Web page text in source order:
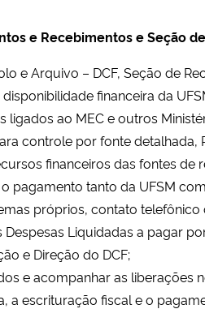
e Recebimentos e Seção
e Arquivo – DCF, Seção de
financeira da
ao MEC e outros
controle por fonte
financeiros das fontes
pagamento tanto da UFSM
próprios, contato
Liquidadas a pagar
e Direção do DCF;
e acompanhar as liberações
a escrituração fiscal e o